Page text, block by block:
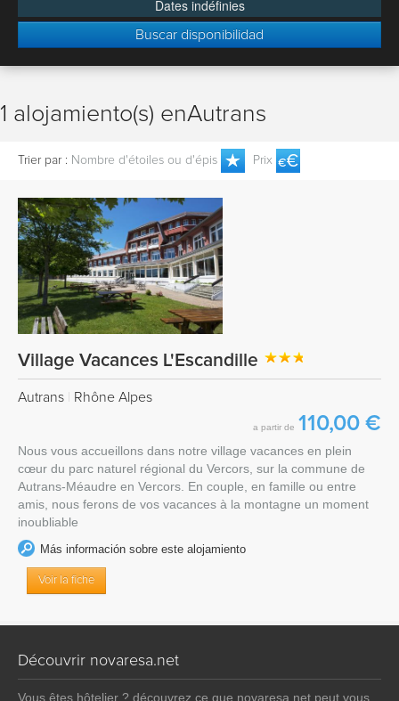
Dates indéfinies
Buscar disponibilidad
1 alojamiento(s) enAutrans
Trier par : Nombre d'étoiles ou d'épis Prix
Village Vacances L'Escandille
Autrans Rhône Alpes
a partir de 110,00 €
Nous vous accueillons dans notre village vacances en plein
cœur du parc naturel régional du Vercors, sur la commune de
Autrans-Méaudre en Vercors. En couple, en famille ou entre
amis, nous ferons de vos vacances à la montagne un moment
inoubliable
Más información sobre este alojamiento
Voir la fiche
Découvrir novaresa.net
Vous êtes hôtelier ? découvrez ce que novaresa.net peut vous